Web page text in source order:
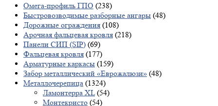
Омега-профиль ГПО (238)
Быстровозводимые разборные ангары (48)
Дорожные ограждения (108)
Арочная фальцевая кровля (218)
Панели СИП (SIP) (69)
Фальцевая кровля (177)
Арматурные каркасы (159)
Забор металлический «Еврожалюзи» (48)
Металлочерепица (1324)
Ламонтерра XL (54)
Монтекристо (54)